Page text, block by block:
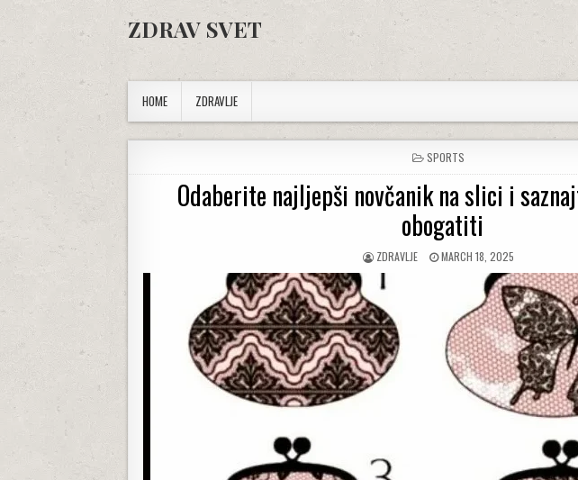
Skip to content
ZDRAV SVET
HOME ZDRAVLJE
POSTED IN
SPORTS
Odaberite najljepši novčanik na slici i
obogatiti
AUTHOR:
ZDRAVLJE PUBLISHED DATE:
MARCH 18, 2025